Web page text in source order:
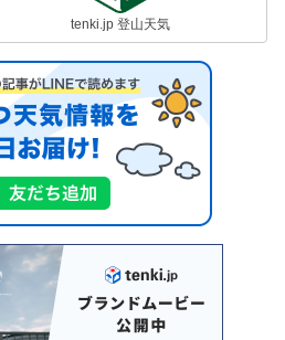
tenki.jp 登山天気